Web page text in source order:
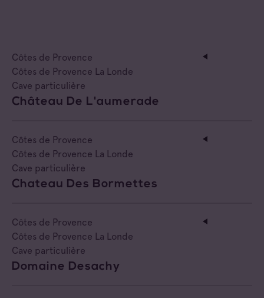
Côtes de Provence Notre Dame des Anges
Côtes de Provence Pierrefeu
All families
Cave coopérative
Négoce vinificateur
Negociant
Négociant Extérieur
Négociant Local
Côtes de Provence
Côtes de Provence La Londe
Cave particulière
Château De L'aumerade
Côtes de Provence
Côtes de Provence La Londe
Cave particulière
Chateau Des Bormettes
Côtes de Provence
Côtes de Provence La Londe
Cave particulière
Domaine Desachy